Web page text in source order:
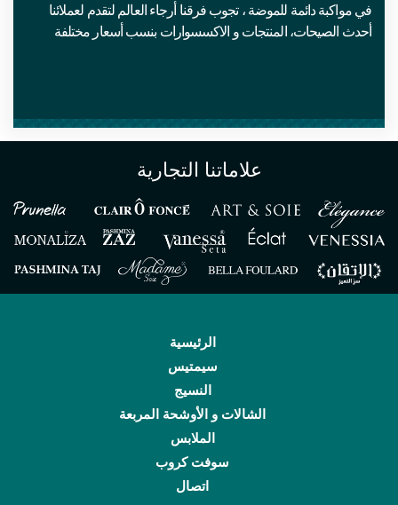
في مواكبة دائمة للموضة ، تجوب فرقنا أرجاء العالم لتقدم لعملائنا
أحدث الصيحات، المنتجات و الاكسسوارات بنسب أسعار مختلفة
علاماتنا التجارية
الرئيسية
سيمتيس
النسيج
الشالات و الأوشحة المربعة
الملابس
سوفت كروب
اتصال